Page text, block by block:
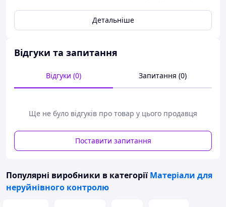
обладнання, де потрібна вища витрата фреону або
робота під змінним навантаженням.
має чудову теплопровідність, стійкість до перепадів
тиску та довговічність під час постійної роботи.
Постачається в бухті
дає можливість точно підбирати довжину під конкретну
систему.
✔ Рівномірна геометрія по всій довжині, без
✔ Чудова гнучкість — можна формувати складні
контури без ризику тріщин
Детальніше
Відгуки та запитання
Відгуки (0) Запитання (0)
Ще не було відгуків про товар у цього продавця
Поставити запитання
Популярні виробники в категорії Матеріали для
неруйнівного контролю